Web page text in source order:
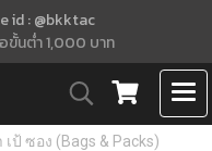
id : @bkktac
ขั้นต่ำ 1,000 บาท
เป้ ซอง (Bags & Packs)